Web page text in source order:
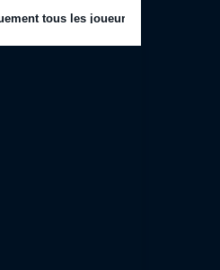
tous les joueurs qui sont